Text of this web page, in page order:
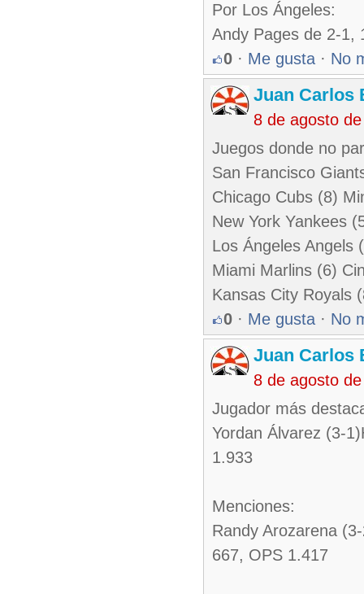
Por Los Ángeles:
Andy Pages de 2-1,
0 · Me gusta · No
Juan Carlos
8 de agosto
Juegos donde no
San Francisco
Chicago Cubs (8)
New York Yankees
Los Ángeles Angels
Miami Marlins (6)
Kansas City Royals
0 · Me gusta · No
Juan Carlos
8 de agosto
Jugador más
Yordan Álvarez (3-
1.933
Menciones:
Randy Arozarena
667, OPS 1.417